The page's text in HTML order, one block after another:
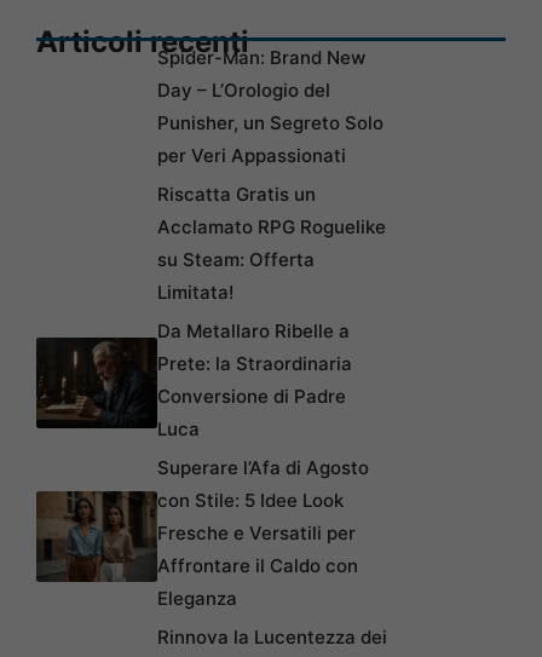
Articoli recentiSpider-Man: Brand New
Day – L’Orologio del
Punisher, un Segreto Solo
per Veri Appassionati
Riscatta Gratis un
Acclamato RPG Roguelike
su Steam: Offerta
Limitata!
Da Metallaro Ribelle a
Prete: la Straordinaria
Conversione di Padre
Luca
Superare l’Afa di Agosto
con Stile: 5 Idee Look
Fresche e Versatili per
Affrontare il Caldo con
Eleganza
Rinnova la Lucentezza dei